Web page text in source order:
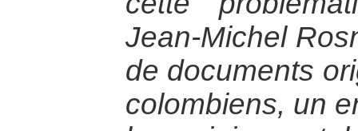
Jean-Michel
de documents
colombiens, un